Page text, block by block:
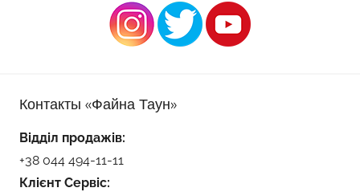
Контакты «Файна Таун»
Відділ продажів:
+38 044 494-11-11
Клієнт Сервіс: